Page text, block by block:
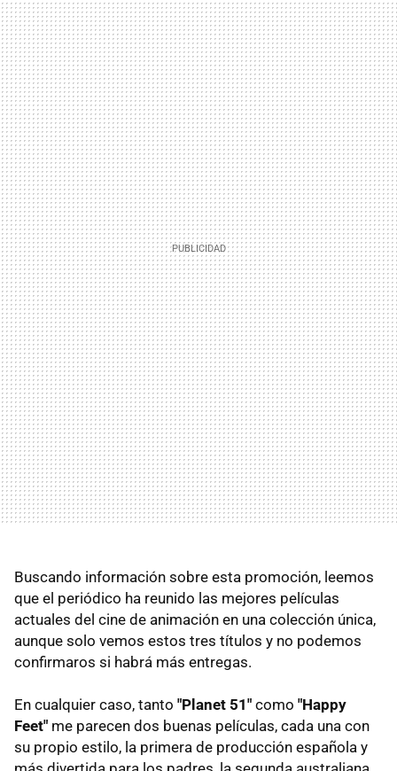
Buscando información sobre esta promoción, leemos
que el periódico ha reunido las mejores películas
actuales del cine de animación en una colección única,
aunque solo vemos estos tres títulos y no podemos
confirmaros si habrá más entregas.
En cualquier caso, tanto "Planet 51" como "Happy
Feet" me parecen dos buenas películas, cada una con
su propio estilo, la primera de producción española y